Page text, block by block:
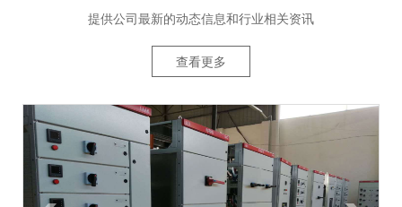
提供公司最新的动态信息和行业相关资讯
查看更多